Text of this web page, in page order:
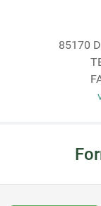
85170